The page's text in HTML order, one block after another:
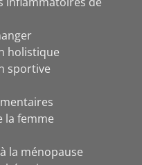
holistique
sportive
la femme
la ménopause